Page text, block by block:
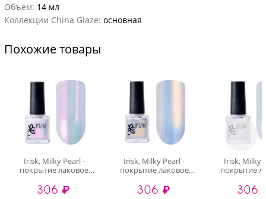
Объем: 14 мл
Коллекции China Glaze: основная
Похожие товары
Irisk, Milky Pearl -
покрытие лаковое
ногтей (004), 8 мл
306 ₽
Irisk, Milky Pearl -
покрытие лаковое
ногтей (002), 8 мл
306 ₽
Irisk, Milky
покрытие
ногтей
306